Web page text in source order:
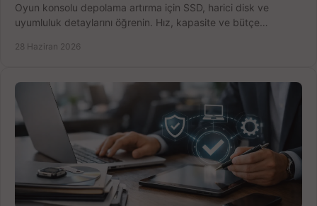
Oyun konsolu depolama artırma için SSD, harici disk ve
uyumluluk detaylarını öğrenin. Hız, kapasite ve bütçe
28 Haziran 2026